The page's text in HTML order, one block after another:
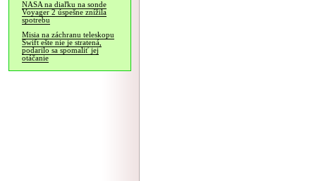
NASA na diaľku na sonde
Voyager 2 úspešne znížila
spotrebu
Misia na záchranu teleskopu
Swift ešte nie je stratená,
podarilo sa spomaliť jej
otáčanie